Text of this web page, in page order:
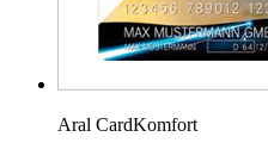
Aral CardKomfort